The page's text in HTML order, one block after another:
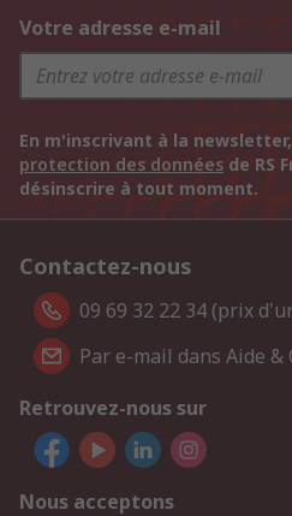
Votre adresse e-mail
En m'inscrivant à la
protection des données de RS
désinscrire à tout moment.
Contactez-nous
09 69 32 22 34 (prix
Par e-mail dans Aide &
Retrouvez-nous sur
Nous acceptons